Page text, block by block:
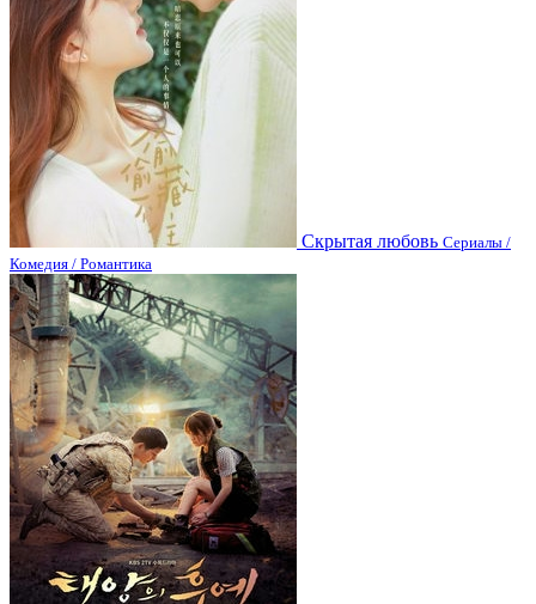
Скрытая любовь Сериалы /
Комедия / Романтика